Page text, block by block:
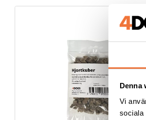
Denna
Vi
sociala